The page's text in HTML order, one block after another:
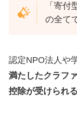
「寄
の全て
認定NPO法人や
満たしたクラフ
控除が受けられる